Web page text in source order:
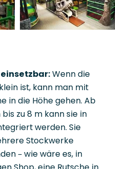
Wenn die
ist, kann man mit
in die Höhe gehen. Ab
zu 8 m kann sie in
werden. Sie
Stockwerke
– wie wäre es, in